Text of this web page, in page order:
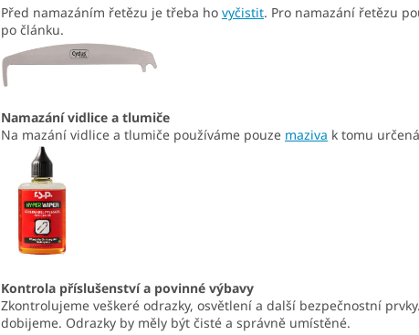
Před namazáním řetězu je třeba ho vyčistit. Pro namazání řetězu
po článku.
Namazání vidlice a tlumiče
Na mazání vidlice a tlumiče používáme pouze maziva k tomu
Kontrola příslušenství a povinné výbavy
Zkontrolujeme veškeré odrazky, osvětlení a další bezpečnostní
dobijeme. Odrazky by měly být čisté a správně umístěné.